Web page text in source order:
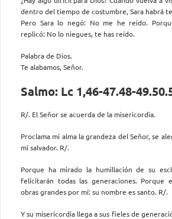
dentro del tiempo de costumbre, Sara habrá
Pero Sara lo negó: No me he reído.
replicó: No lo niegues, te has reído.
Palabra de Dios.
Te alabamos, Señor.
Salmo: Lc 1,46-47.48-
R/. El Señor se acuerda de la misericordia.
Proclama mi alma la grandeza del Señor, se
mi salvador. R/.
Porque ha mirado la humillación de su
felicitarán todas las generaciones. Porque
obras grandes por mí: su nombre es santo. R/.
Y su misericordia llega a sus fieles de